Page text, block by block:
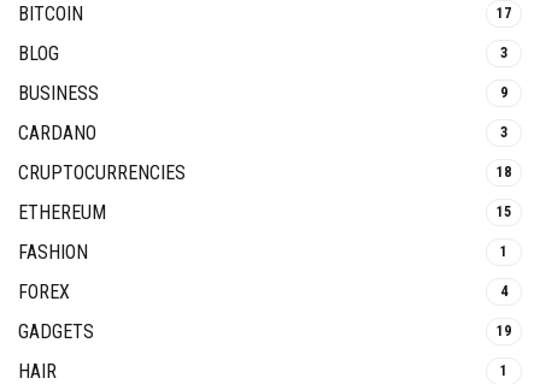
BITCOIN 17
BLOG 3
BUSINESS 9
CARDANO 3
CRUPTOCURRENCIES 18
ETHEREUM 15
FASHION 1
FOREX 4
GADGETS 19
HAIR 1